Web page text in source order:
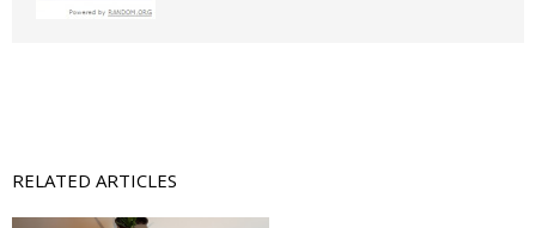
RELATED ARTICLES